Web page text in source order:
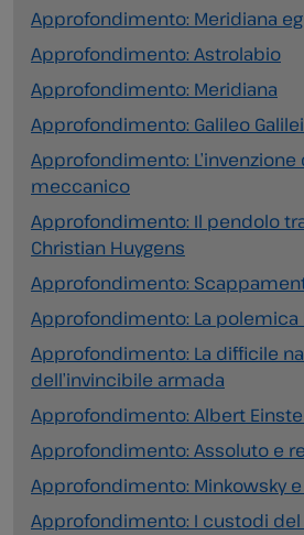
Approfondimento: Meridiana
Approfondimento: Astrolabio
Approfondimento: Meridiana
Approfondimento: Galileo Galilei
Approfondimento: L’invenzione
meccanico
Approfondimento: Il pendolo
Christian Huygens
Approfondimento:
Approfondimento: La polemica
Approfondimento: La difficile
dell’invincibile armada
Approfondimento: Albert
Approfondimento: Assoluto e
Approfondimento: Minkowsky
Approfondimento: I custodi